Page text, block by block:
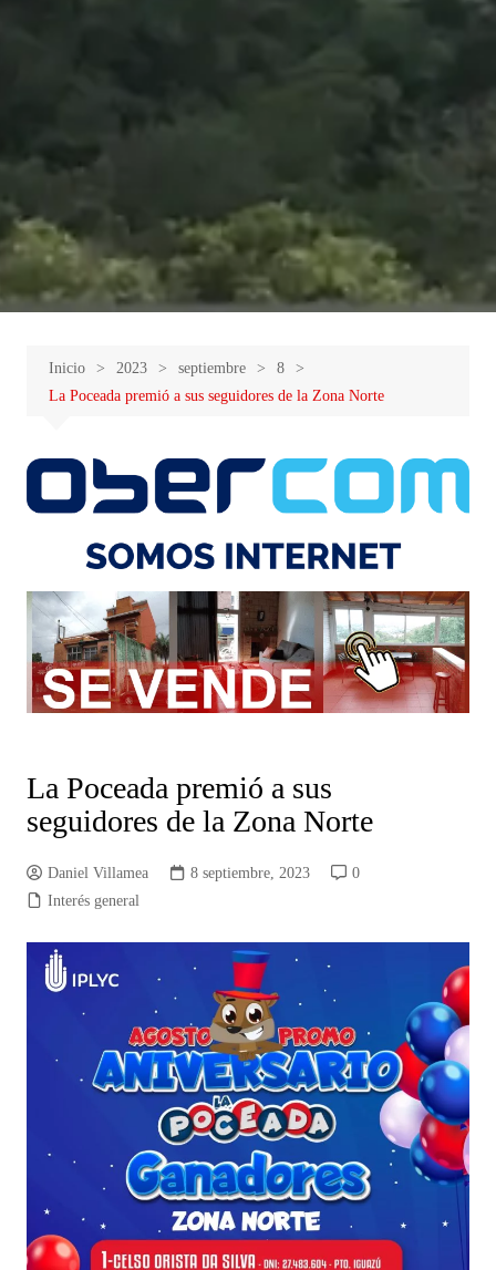
Inicio 2023 septiembre
8
La Poceada premió a sus seguidores de la Zona Norte
La Poceada premió a sus
seguidores de la Zona Norte
Daniel Villamea 8 septiembre, 2023
0
Interés general